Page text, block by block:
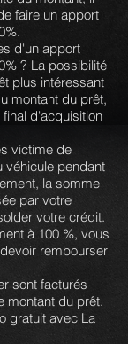
faire un apport
d'un apport
? La possibilité
plus intéressant
montant du prêt,
d'acquisition
victime de
véhicule pendant
la somme
par votre
votre crédit.
à 100 %, vous
rembourser
sont facturés
montant du prêt.
gratuit avec La